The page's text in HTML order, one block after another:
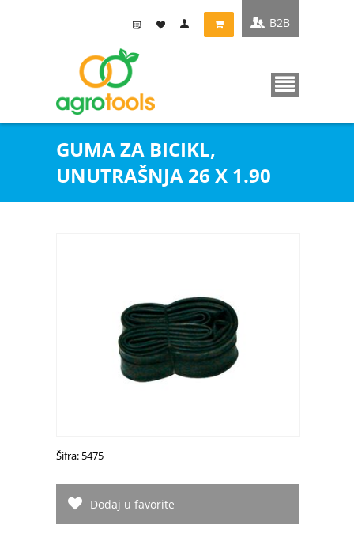
GUMA ZA BICIKL,
UNUTRAŠNJA 26 X 1.90
B2B
Šifra: 5475
Dodaj u favorite